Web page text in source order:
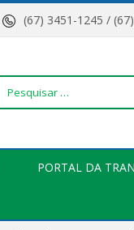
(67) 3451-1245 /
Pesquisar
PORTAL DA